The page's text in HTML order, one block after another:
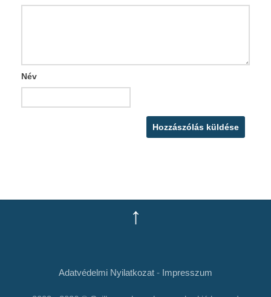
Név
↑
Adatvédelmi Nyilatkozat - Impresszum